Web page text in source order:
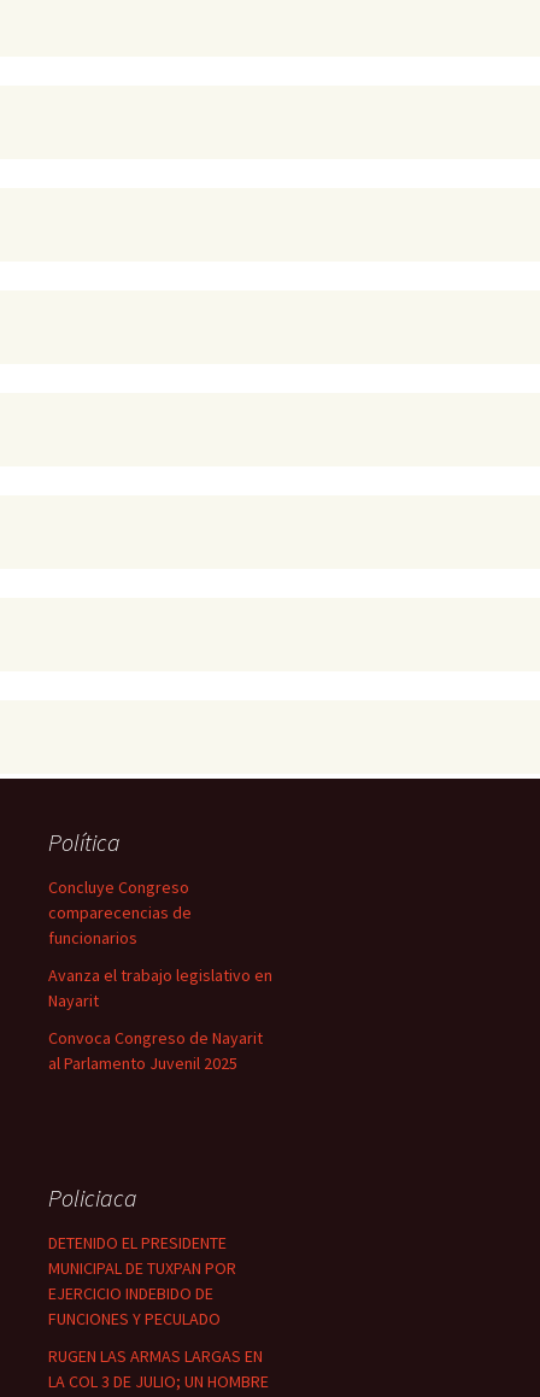
Política
Concluye Congreso
comparecencias de
funcionarios
Avanza el trabajo legislativo en
Nayarit
Convoca Congreso de Nayarit
al Parlamento Juvenil 2025
Policiaca
DETENIDO EL PRESIDENTE
MUNICIPAL DE TUXPAN POR
EJERCICIO INDEBIDO DE
FUNCIONES Y PECULADO
RUGEN LAS ARMAS LARGAS EN
LA COL 3 DE JULIO; UN HOMBRE